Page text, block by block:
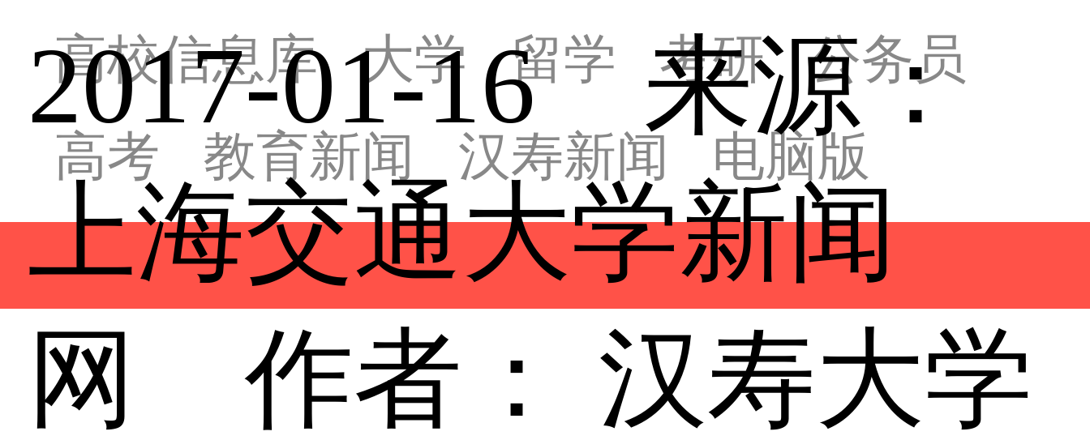
2017-01-16 来源：
上海交通大学新闻
网 作者：
汉寿大学
高校信息库
大学 留学 考研
公务员
高考
教育新闻 汉寿新闻 电脑版